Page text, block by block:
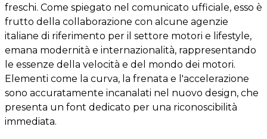
freschi. Come spiegato nel comunicato ufficiale, esso è
frutto della collaborazione con alcune agenzie
italiane di riferimento per il settore motori e lifestyle,
emana modernità e internazionalità, rappresentando
le essenze della velocità e del mondo dei motori.
Elementi come la curva, la frenata e l'accelerazione
sono accuratamente incanalati nel nuovo design, che
presenta un font dedicato per una riconoscibilità
immediata.